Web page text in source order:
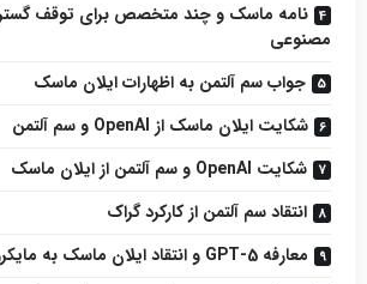
نامه ماسک و چند متخصص برای توقف
مصنوعی
جواب سم آلتمن به اظهارات ایلان ماسک
شکایت ایلان ماسک از OpenAI و سم آلتمن
شکایت OpenAI و سم آلتمن از ایلان ماسک
انتقاد سم آلتمن از کارکرد گراک
معارفه GPT-5 و انتقاد ایلان ماسک به مایکروسافت